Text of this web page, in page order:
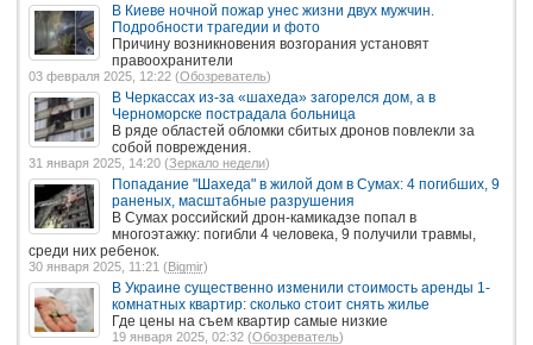
В Киеве ночной пожар унес жизни двух мужчин.
Подробности трагедии и фото
Причину возникновения возгорания установят
правоохранители
03 февраля 2025, 12:22 (Обозреватель)
В Черкассах из-за «шахеда» загорелся дом, а в
Черноморске пострадала больница
В ряде областей обломки сбитых дронов повлекли за
собой повреждения.
31 января 2025, 14:20 (Зеркало недели)
Попадание "Шахеда" в жилой дом в Сумах: 4 погибших, 9
раненых, масштабные разрушения
В Сумах российский дрон-камикадзе попал в
многоэтажку: погибли 4 человека, 9 получили травмы,
среди них ребенок.
30 января 2025, 11:21 (Bigmir)
В Украине существенно изменили стоимость аренды 1-
комнатных квартир: сколько стоит снять жилье
Где цены на съем квартир самые низкие
19 января 2025, 02:32 (Обозреватель)